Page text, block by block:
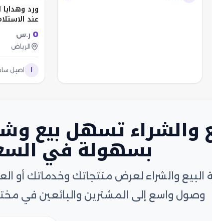
ورد
عند
0 ر.س
الرياض
ا اصيل
والشراء تسهل بيع
بسهولة في
البيع والشراء لعرض منتجاتك وخدماتك أو
وصول واسع إلى المشترين والبائعين في